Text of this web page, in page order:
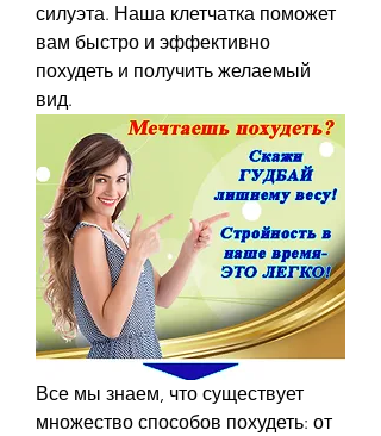
силуэта. Наша клетчатка поможет
вам быстро и эффективно
похудеть и получить желаемый
вид.
Все мы знаем, что существует
множество способов похудеть: от